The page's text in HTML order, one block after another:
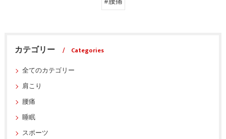
カテゴリー
Categories
全てのカテゴリー
肩こり
腰痛
睡眠
スポーツ